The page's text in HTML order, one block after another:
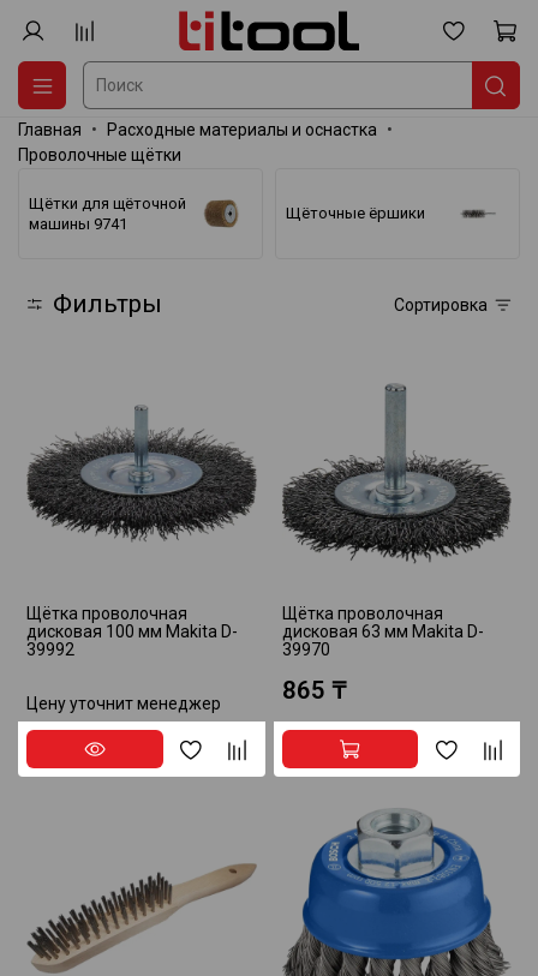
Главная
Расходные материалы и оснастка
Проволочные щётки
Щётки для щёточной
машины 9741
Щёточные ёршики
Фильтры Сортировка
Щётка проволочная
дисковая 100 мм Makita D-
39992
Цену уточнит менеджер
Щётка проволочная
дисковая 63 мм Makita D-
39970
865 ₸